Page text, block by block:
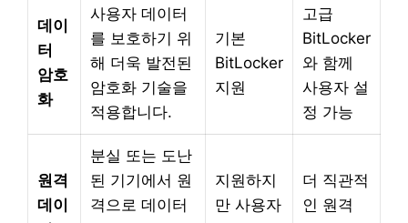
데이
터
암호
화
사용자 데이터
를 보호하기 위
해 더욱 발전된
암호화 기술을
적용합니다.
기본
BitLocker
지원
고급
BitLocker
와 함께
사용자 설
정 가능
원격
데이
분실 또는 도난
된 기기에서 원
격으로 데이터
지원하지
만 사용자
더 직관적
인 원격